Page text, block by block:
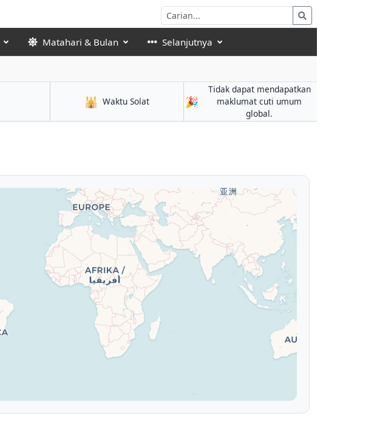
Matahari & Bulan Selanjutnya
🕌 Waktu Solat 🎉
Tidak dapat mendapatkan
maklumat cuti umum
global.